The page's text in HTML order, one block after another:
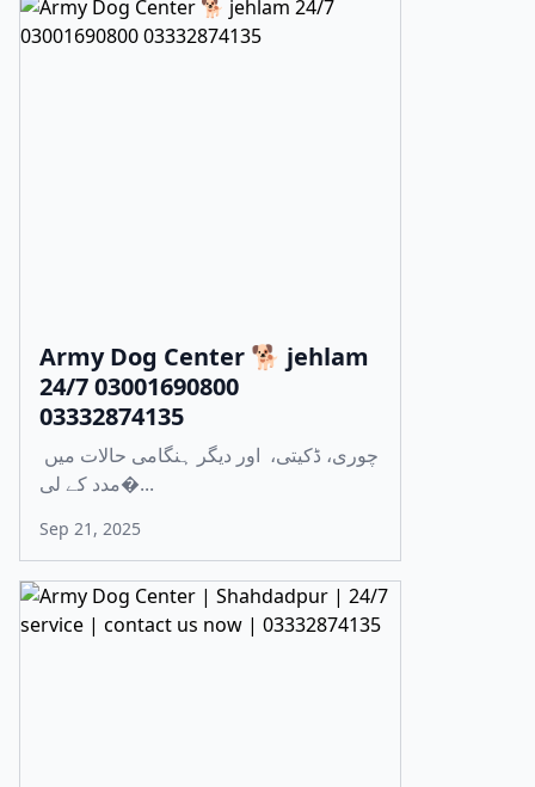
Army Dog Center 🐕 jehlam
24/7 03001690800
03332874135
مدد کے لی�...
Sep 21, 2025